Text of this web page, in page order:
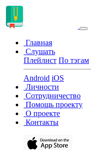
Главная
Слушать
Плейлист По тэгам
Android iOS
Личности
Сотрудничество
Помощь проекту
О проекте
Контакты